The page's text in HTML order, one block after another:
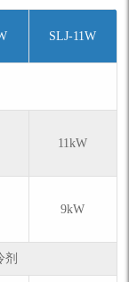
SLJ-11W
11kW
9kW
剂